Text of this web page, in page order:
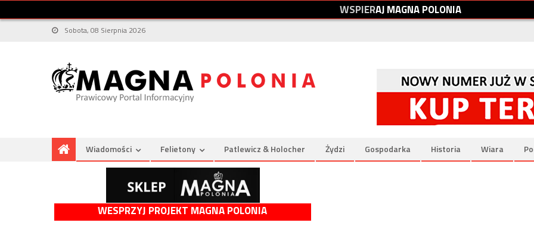
WSPIERAJMAGNAPOLONIA
Sobota, 08 Sierpnia 2026
Wiadomości Felietony Patlewicz & Holocher Żydzi Gospodarka Historia Wiara
WESPRZYJ PROJEKT MAGNA POLONIA